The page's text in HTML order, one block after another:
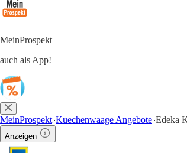
MeinProspekt
auch als App!
MeinProspekt Kuechenwaage Angebote Edeka
Anzeigen